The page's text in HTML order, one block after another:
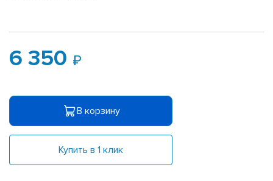
6 350
В корзину
Купить в 1 клик